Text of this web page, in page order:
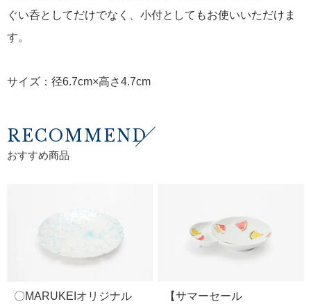
ぐい呑としてだけでなく、小付としてもお使いいただけま
す。
サイズ：径6.7cm×高さ4.7cm
RECOMMEND
おすすめ商品
〇MARUKEIオリジナル
【サマーセール